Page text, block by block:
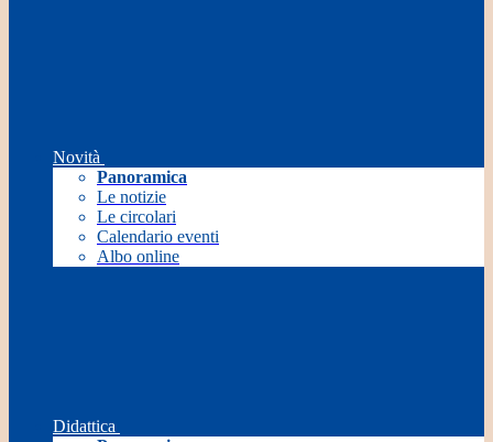
Novità
Panoramica
Le notizie
Le circolari
Calendario eventi
Albo online
Didattica